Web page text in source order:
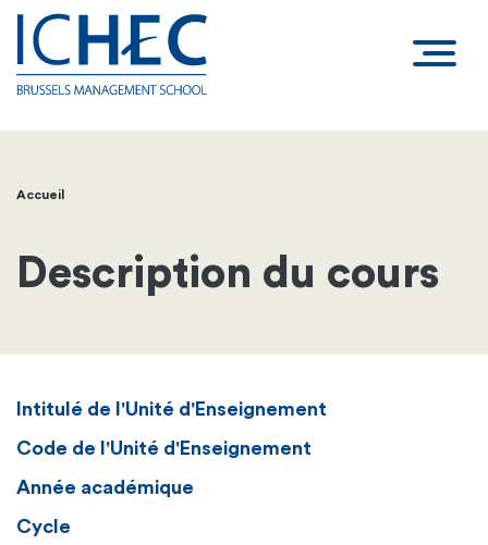
Fil
d'Ariane
Accueil
Description du cours
Intitulé de l'Unité d'Enseignement
Code de l'Unité d'Enseignement
Année académique
Cycle